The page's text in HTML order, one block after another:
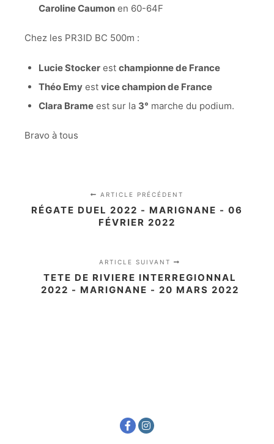
Caroline Caumonen 60-64F
Chez les PR3ID BC 500m :
Lucie Stockerest championne de France
Théo Emyest vice champion de France
Clara Brameest sur la 3° marche du podium.
Bravo à tous
ARTICLE PRÉCÉDENT
RÉGATE DUEL 2022 - MARIGNANE - 06
FÉVRIER 2022
ARTICLE SUIVANT
TETE DE RIVIERE INTERREGIONNAL
2022 - MARIGNANE - 20 MARS 2022